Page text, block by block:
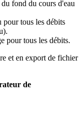
fond du cours d'eau
pour tous les débits
pour tous les débits.
et en export de fichier
de